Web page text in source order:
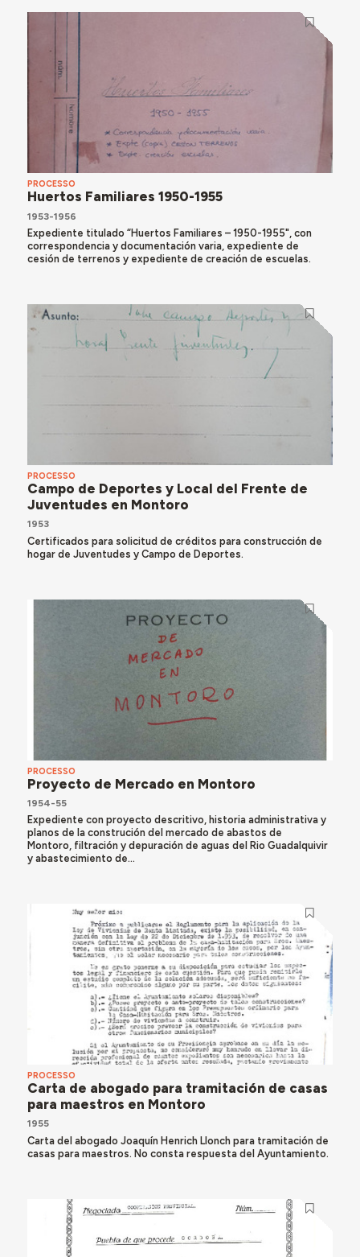
PROCESSO
Huertos Familiares 1950-1955
1953-1956
Expediente titulado “Huertos Familiares – 1950-1955", con
correspondencia y documentación varia, expediente de
cesión de terrenos y expediente de creación de escuelas.
PROCESSO
Campo de Deportes y Local del Frente de
Juventudes en Montoro
1953
Certificados para solicitud de créditos para construcción de
hogar de Juventudes y Campo de Deportes.
PROCESSO
Proyecto de Mercado en Montoro
1954-55
Expediente con proyecto descritivo, historia administrativa y
planos de la construción del mercado de abastos de
Montoro, filtración y depuración de aguas del Rio Guadalquivir
y abastecimiento de...
PROCESSO
Carta de abogado para tramitación de casas
para maestros en Montoro
1955
Carta del abogado Joaquín Henrich Llonch para tramitación de
casas para maestros. No consta respuesta del Ayuntamiento.